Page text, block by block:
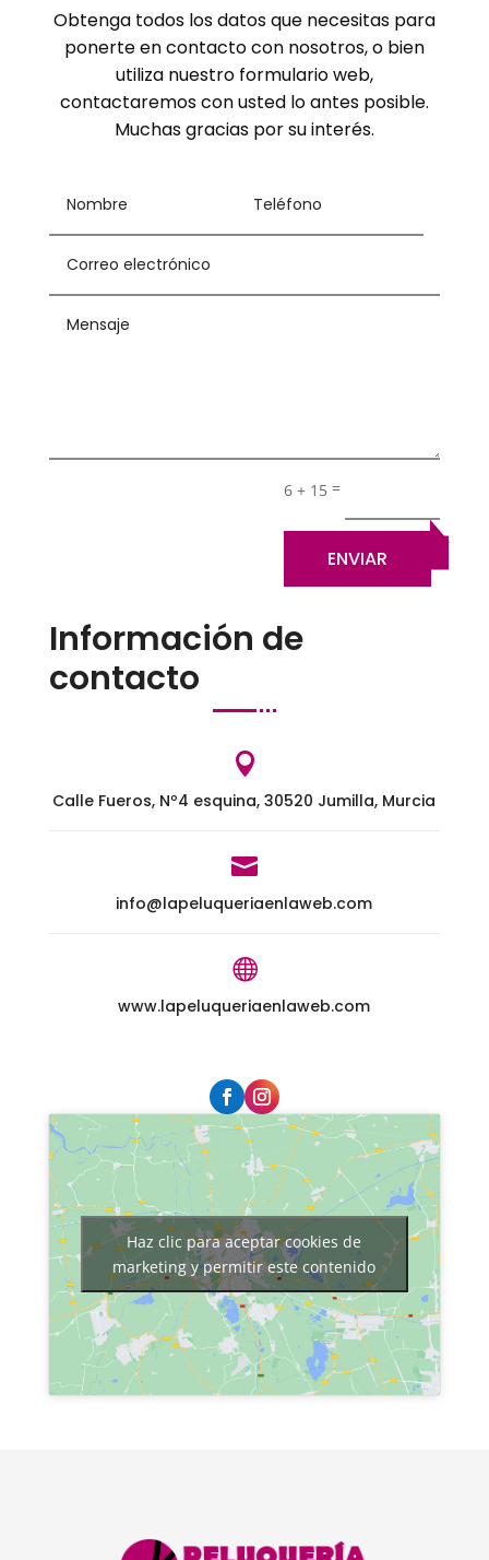
Obtenga todos los datos que necesitas para
ponerte en contacto con nosotros, o bien
utiliza nuestro formulario web,
contactaremos con usted lo antes posible.
Muchas gracias por su interés.
6 + 15 =
ENVIAR
Información de
contacto

Calle Fueros, Nº4 esquina, 30520 Jumilla, Murcia

info@lapeluqueriaenlaweb.com

www.lapeluqueriaenlaweb.com
Haz clic para aceptar cookies de
marketing y permitir este contenido